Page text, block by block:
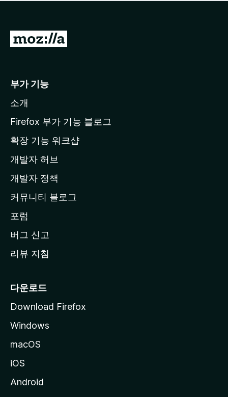
점
습
니
M
l
a
페
이
지
이
동
부가 기능
소개
Firefox 부가 기능 블로그
확장 기능 워크샵
개발자 허브
개발자 정책
커뮤니티 블로그
포럼
버그 신고
리뷰 지침
다운로드
Download Firefox
Windows
macOS
iOS
Android